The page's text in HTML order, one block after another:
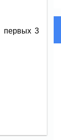
первых 3